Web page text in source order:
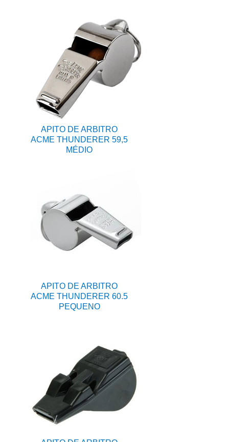
APITO DE ARBITRO
ACME THUNDERER 59,5
MÉDIO
APITO DE ARBITRO
ACME THUNDERER 60.5
PEQUENO